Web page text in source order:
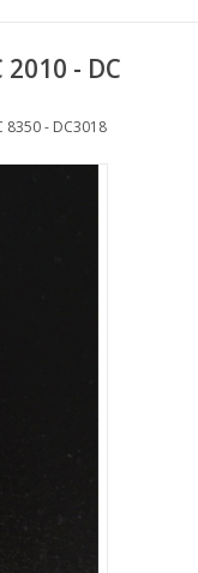
- DC
8350 - DC3018